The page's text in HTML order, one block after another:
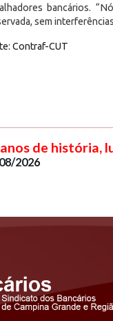
bancários.
sem
Contraf-CUT
de história,
2026